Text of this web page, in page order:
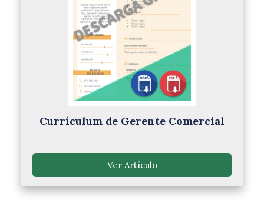
Currículum de Gerente Comercial
Ver Artículo